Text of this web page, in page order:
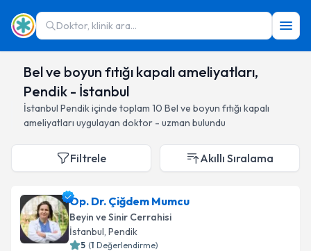
Doktor, klinik ara...
Bel ve boyun fıtığı kapalı ameliyatları,
Pendik - İstanbul
İstanbul Pendikiçinde toplam 10 Bel ve boyun fıtığı kapalı
ameliyatları uygulayan doktor - uzman bulundu
Filtrele Akıllı Sıralama
Op. Dr. Çiğdem Mumcu
Beyin ve Sinir Cerrahisi
İstanbul, Pendik
5 (1 Değerlendirme)